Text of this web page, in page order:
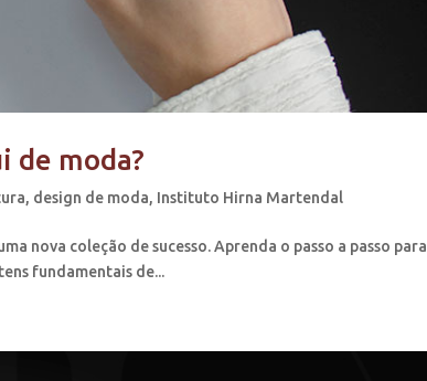
de moda?
, design de moda, Instituto Hirna Martendal
nova coleção de sucesso. Aprenda o passo a passo para
fundamentais de...